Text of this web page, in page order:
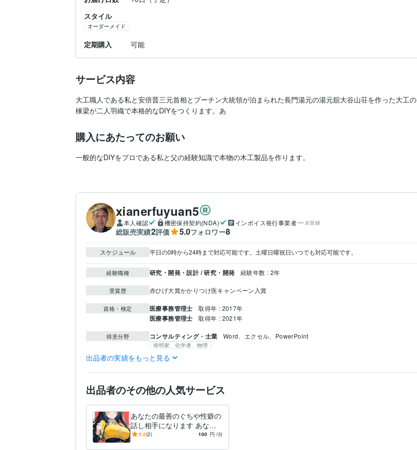
スタイル
オーダーメイド
定期購入 可能
サービス内容
大工職人である私と安倍晋三元首相とプーチン大統領が泊まられた長門湯元の湯元舘大谷山荘を作った大工の
棟梁が二人羽織で本格的なDIYをつくります。あ
購入にあたってのお願い
一般的なDIYをプロである私と父の経験知識で本物の木工製品を作ります。
xianerfuyuan5
本人確認 機密保持契約(NDA) インボイス発行事業者 未登録
総販売実績2評価 5.0フォロワー8
スケジュール 平日の0時から24時まで対応可能です。土曜日曜祝日いつでも対応可能です。
経験職種 研究・開発・設計 / 研究・開発 経験年数 : 2年
受賞歴 赤ひげ大賞かかりつけ医キャンペーン入賞
資格・検定 医療事務管理士 取得年 : 2017年
医療事務管理士 取得年 : 2021年
得意分野 コンサルティング・士業 Word、エクセル、PowerPoint
発明家、化学者、物理
学歴 創価大学
出品者の実績をもっと見る
出品者のその他の人気サービス
あなたの最善のぐちや性癖の
話し相手になります あなた
のぐち全て聞きます。ベスト
5.0(2) 100 円 /分